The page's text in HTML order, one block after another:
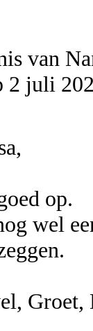
2 juli
op.
wel
Groet,